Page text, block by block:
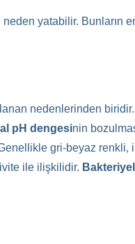
yatabilir. Bunların
nedenlerinden
pH dengesinin
gri-beyaz renkli,
ile ilişkilidir.